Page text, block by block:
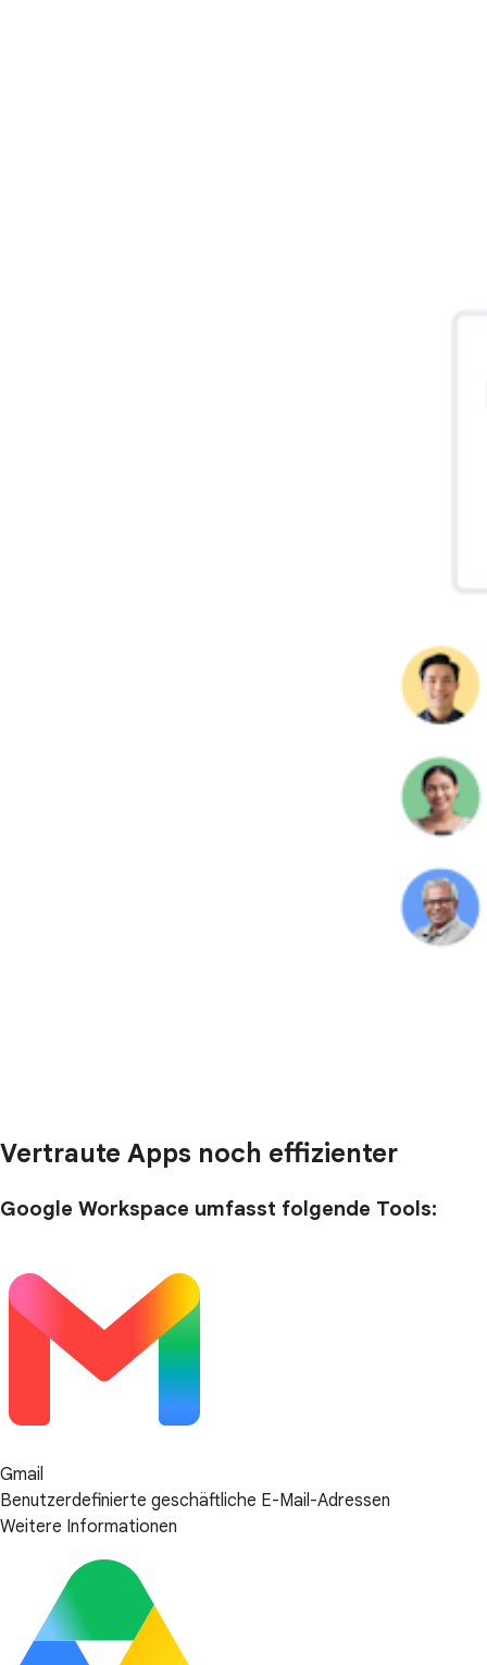
Vertraute Apps noch effizienter
Google Workspace umfasst folgende Tools:
Gmail
Benutzerdefinierte geschäftliche E-Mail-Adressen
Weitere Informationen